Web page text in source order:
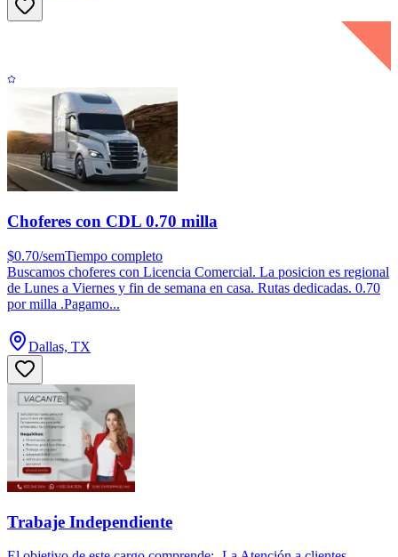
Choferes con CDL 0.70 milla
$0.70/semTiempo completo
Buscamos choferes con Licencia Comercial. La posicion es regional
de Lunes a Viernes y fin de semana en casa. Rutas dedicadas. 0.70
por milla .Pagamo...
Dallas, TX
Trabaje Independiente